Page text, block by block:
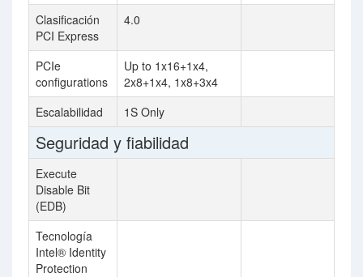
Clasificación
PCI Express
4.0
PCIe
configurations
Up to 1x16+1x4,
2x8+1x4, 1x8+3x4
Escalabilidad
1S Only
Seguridad y fiabilidad
Execute
Disable Bit
(EDB)
Tecnología
Intel® Identity
Protection